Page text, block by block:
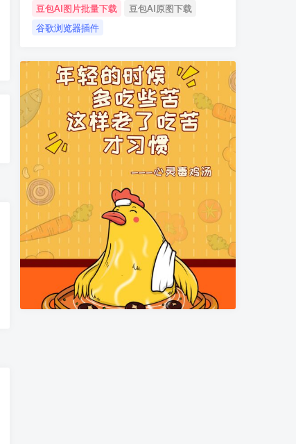
豆包AI图片批量下载
豆包AI原图下载
谷歌浏览器插件